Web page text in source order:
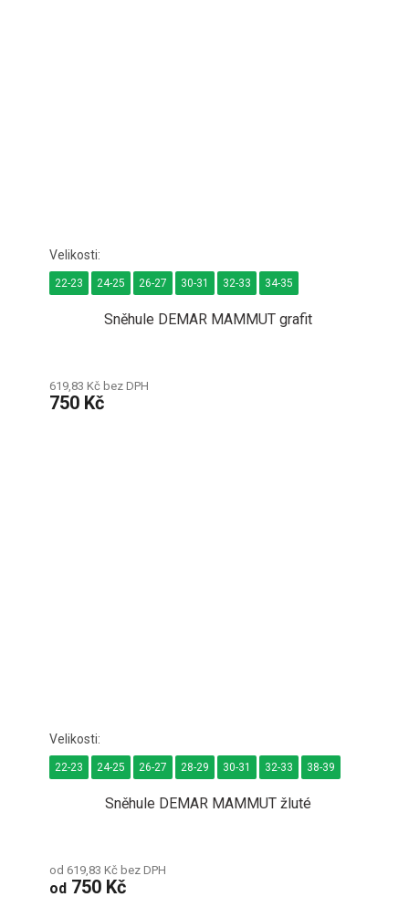
Sněhule DEMAR MAMMUT grafit
619,83 Kč bez DPH
750 Kč
22-23 24-25 26-27 30-31 32-33 34-35
Sněhule DEMAR MAMMUT žluté
od 619,83 Kč bez DPH
od 750 Kč
22-23 24-25 26-27 28-29 30-31 32-33 38-39